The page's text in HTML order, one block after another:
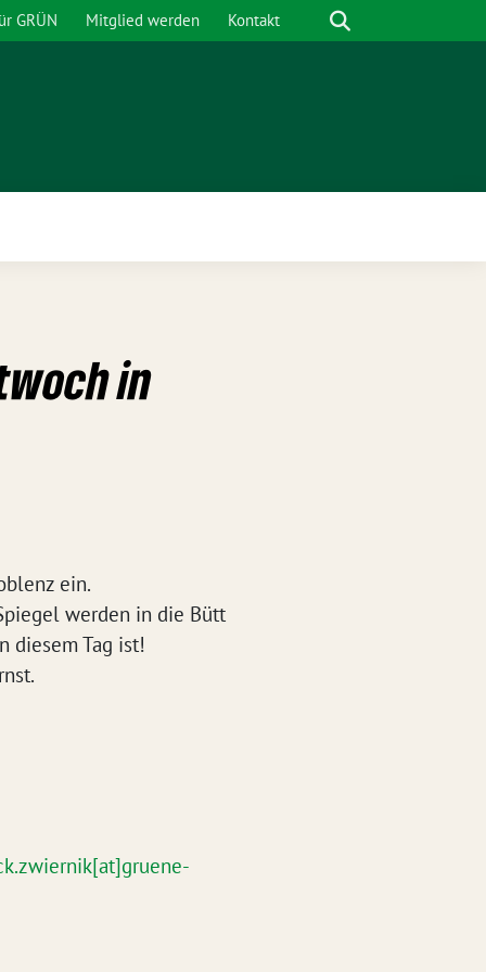
GRÜN Mitglied werden Kontakt Suche
in
ein.
werden in die Bütt
diesem Tag ist!